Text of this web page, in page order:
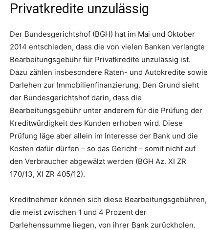
Privatkredite unzulässig
Der Bundesgerichtshof (BGH) hat im Mai und Oktober
2014 entschieden, dass die von vielen Banken verlangte
Bearbeitungsgebühr für Privatkredite unzulässig ist.
Dazu zählen insbesondere Raten- und Autokredite sowie
Darlehen zur Immobilienfinanzierung. Den Grund sieht
der Bundesgerichtshof darin, dass die
Bearbeitungsgebühr unter anderem für die Prüfung der
Kreditwürdigkeit des Kunden erhoben wird. Diese
Prüfung läge aber allein im Interesse der Bank und die
Kosten dafür dürfen – so das Gericht – somit nicht auf
den Verbraucher abgewälzt werden (BGH Az. XI ZR
170/13, XI ZR 405/12).
Kreditnehmer können sich diese Bearbeitungsgebühren,
die meist zwischen 1 und 4 Prozent der
Darlehenssumme liegen, von ihrer Bank zurückholen.